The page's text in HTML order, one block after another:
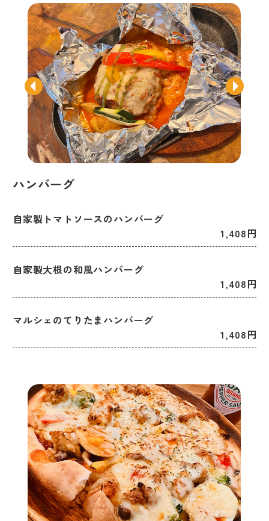
ハンバーグ
自家製トマトソースのハンバーグ
1,408円
自家製大根の和風ハンバーグ
1,408円
マルシェのてりたまハンバーグ
1,408円